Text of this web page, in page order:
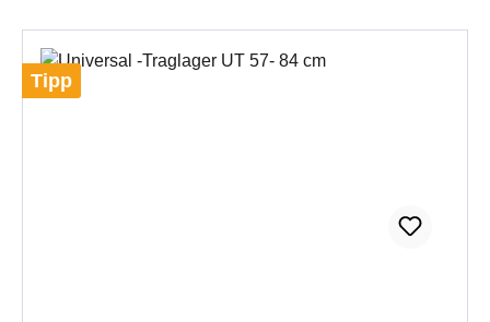
= 450 mm: HGZ S1 NHK S
Tipp